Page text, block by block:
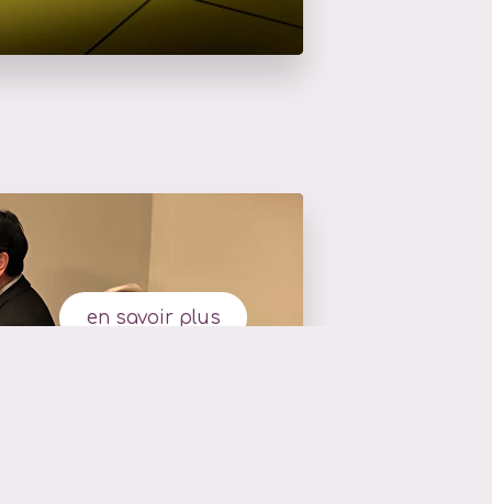
en savoir plus